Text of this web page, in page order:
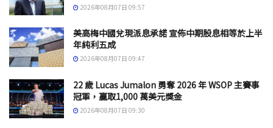
2026年08月07日 09:57
美高梅中國兌現派息承諾 宣佈中期股息相等於上半
年純利五成
2026年08月07日 09:47
22 歲 Lucas Jumalon 勇奪 2026 年 WSOP 主賽事
冠軍，贏取1,000 萬美元獎金
2026年08月07日 09:30